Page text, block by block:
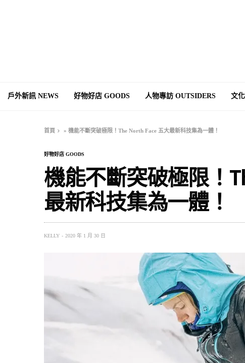
戶外新訊 NEWS 好物好店 GOODS 人物專訪 OUTSIDERS 文
首頁 »機能不斷突破極限！The North Face 五大最新科技集為一體！
好物好店 GOODS
機能不斷突破極限！
最新科技集為一體！
KELLY 2020 年 1 月 30 日